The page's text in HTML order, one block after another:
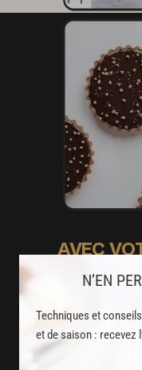
N’EN
Techniques et
et de saison : recevez
AVEC
8000 recettes